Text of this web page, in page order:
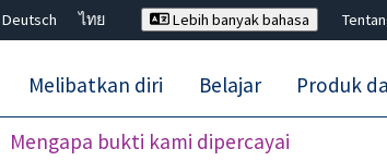
Deutsch
ไทย
Lebih banyak bahasa
Mengapa bukti kami dipercayai
Melibatkan diri Belajar Produk